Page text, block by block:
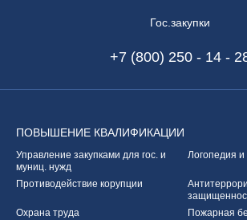
Гос.закупки
+7 (800) 250 - 14 -
ПОВЫШЕНИЕ КВАЛИФИКАЦИИ
Управление закупками для гос. и
муниц. нужд
Логопедия и
Противодействие корупции
Охрана труда
Пожарная